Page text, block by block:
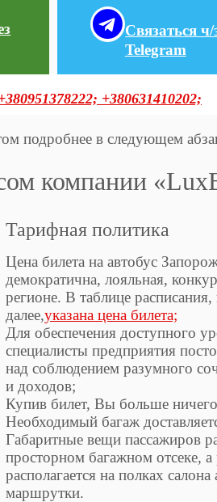
Связаться ч/
Telegram
+380631410202;
подробнее в следующем
компании
Тарифная политика
Цена билета на автобус
демократична, лояльная,
регионе. В таблице
далее,указана цена билета;
Для обеспечения доступного
специалисты предприятия
над соблюдением разумного
и доходов;
Купив билет, Вы больше ничего
Необходимый багаж
Габаритные вещи пассажиров
просторном багажном отсеке, а
располагается на полках салона
маршрутки.